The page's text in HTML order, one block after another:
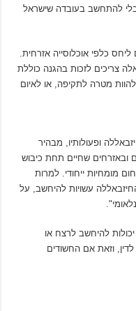
להתחשב בעובדה שישראל
ליחס כלפי אוכלוסייה אזרחית.
צריכים לזכות בהגנה כוללת
מטרה לתקיפה, או לאיום
ופעולותיו, מבהיר
ובאזרחים שחיים תחת כיבוש
מומחיות ייחודי. למרות
עשויות להיחשב, על
להיחשב לרצח או
וזאת אם החשודים